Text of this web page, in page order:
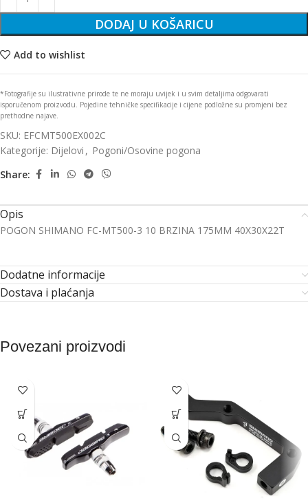
DODAJ U KOŠARICU
Add to wishlist
*Fotografije su ilustrativne prirode te ne moraju uvijek i u svim detaljima odgovarati
isporučenom proizvodu. Pojedine tehničke specifikacije i cijene podložne su promjeni bez
prethodne najave.
SKU: EFCMT500EX002C
Kategorije: Dijelovi , Pogoni/Osovine pogona
Share:
Opis
POGON SHIMANO FC-MT500-3 10 BRZINA 175MM 40X30X22T
Dodatne informacije
Dostava i plaćanja
Povezani proizvodi